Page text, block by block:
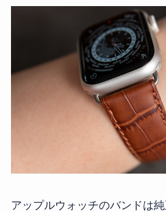
アップルウォッチのバンドは